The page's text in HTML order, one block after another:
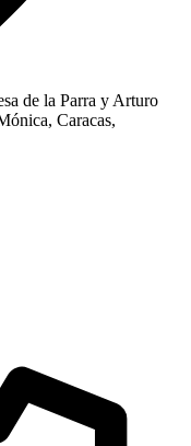
de la Parra y Arturo
Caracas,